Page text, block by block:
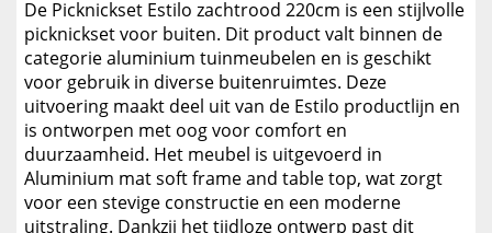
De Picknickset Estilo zachtrood 220cm is een stijlvolle
picknickset voor buiten. Dit product valt binnen de
categorie aluminium tuinmeubelen en is geschikt
voor gebruik in diverse buitenruimtes. Deze
uitvoering maakt deel uit van de Estilo productlijn en
is ontworpen met oog voor comfort en
duurzaamheid. Het meubel is uitgevoerd in
Aluminium mat soft frame and table top, wat zorgt
voor een stevige constructie en een moderne
uitstraling. Dankzij het tijdloze ontwerp past dit